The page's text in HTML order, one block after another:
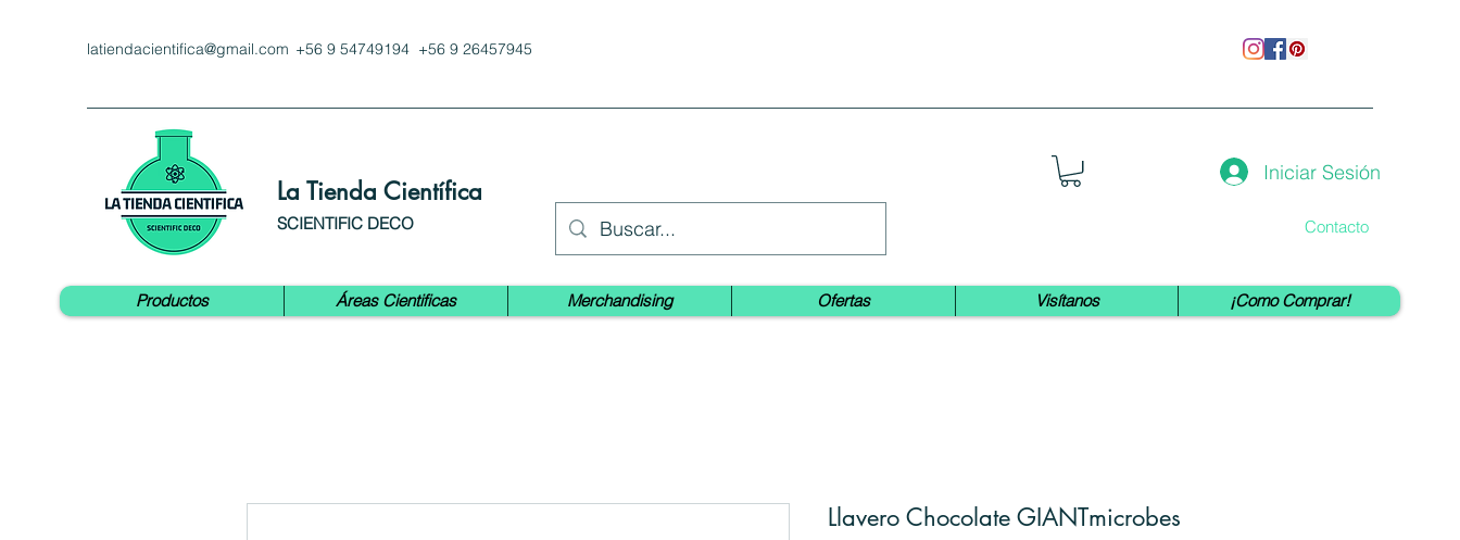
latiendacientifica@gmail.com +56 9 54749194 +56 9 26457945
La Tienda Científica
SCIENTIFIC DECO
Iniciar Sesión
Contacto
Productos Áreas Cientificas Merchandising Ofertas Visítanos ¡Como Comprar!
Llavero Chocolate GIANTmicrobes